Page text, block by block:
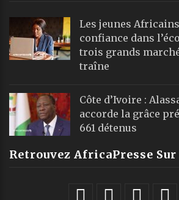
Les jeunes
confiance dans
trois grands
traîne
Côte d’Ivoire :
accorde la grâce
661 détenus
Retrouvez AfricaPresse Sur